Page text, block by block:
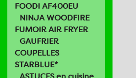
FOODI AF400EU
NINJA WOODFIRE
FUMOIR AIR FRYER
GAUFRIER
COUPELLES
STARBLUE*